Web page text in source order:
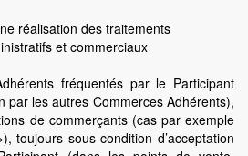
réalisation des traitements
et commerciaux
fréquentés par le Participant
par les autres Commerces Adhérents),
de commerçants (cas par exemple
toujours sous condition d’acceptation